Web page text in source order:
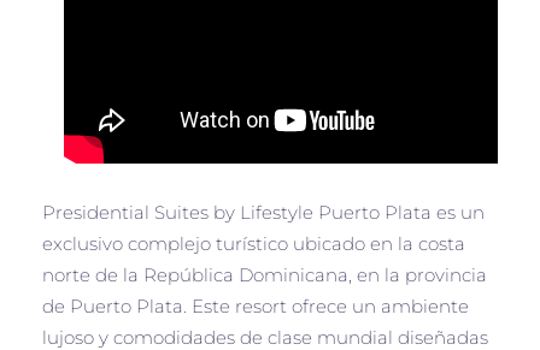
Presidential Suites by Lifestyle Puerto Plata es un
exclusivo complejo turístico ubicado en la costa
norte de la República Dominicana, en la provincia
de Puerto Plata. Este resort ofrece un ambiente
lujoso y comodidades de clase mundial diseñadas